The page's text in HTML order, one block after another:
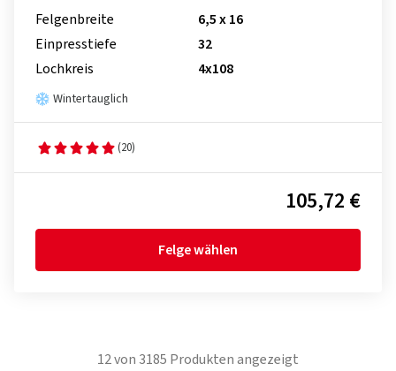
Felgenbreite
6,5 x 16
Einpresstiefe
32
Lochkreis
4x108
Wintertauglich
(20)
105,72 €
Felge wählen
12von 3185 Produkten angezeigt